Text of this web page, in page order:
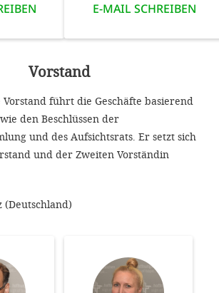
E-MAIL SCHREIBEN
Vorstand
führt die Geschäfte basierend
den Beschlüssen der
und des Aufsichtsrats. Er setzt sich
und der Zweiten Vorständin
(Deutschland)